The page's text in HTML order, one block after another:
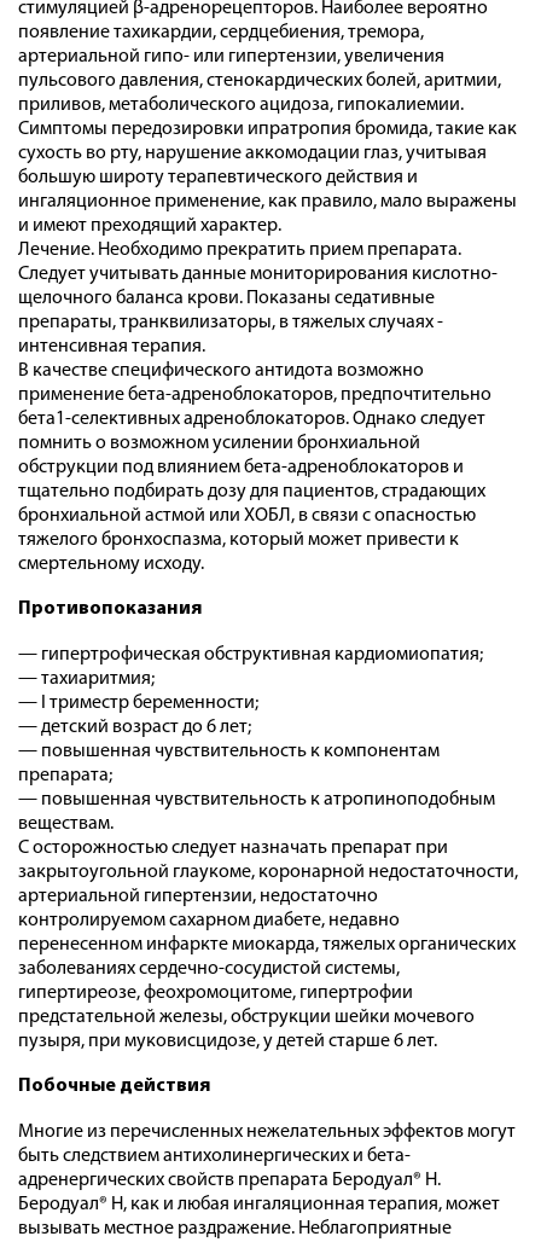
стимуляцией β-адренорецепторов. Наиболее вероятно
появление тахикардии, сердцебиения, тремора,
артериальной гипо- или гипертензии, увеличения
пульсового давления, стенокардических болей, аритмии,
приливов, метаболического ацидоза, гипокалиемии.
Симптомы передозировки ипратропия бромида, такие как
сухость во рту, нарушение аккомодации глаз, учитывая
большую широту терапевтического действия и
ингаляционное применение, как правило, мало выражены
и имеют преходящий характер.
Лечение. Необходимо прекратить прием препарата.
Следует учитывать данные мониторирования кислотно-
щелочного баланса крови. Показаны седативные
препараты, транквилизаторы, в тяжелых случаях -
интенсивная терапия.
В качестве специфического антидота возможно
применение бета-адреноблокаторов, предпочтительно
бета1-селективных адреноблокаторов. Однако следует
помнить о возможном усилении бронхиальной
обструкции под влиянием бета-адреноблокаторов и
тщательно подбирать дозу для пациентов, страдающих
бронхиальной астмой или ХОБЛ, в связи с опасностью
тяжелого бронхоспазма, который может привести к
смертельному исходу.
Противопоказания
— гипертрофическая обструктивная кардиомиопатия;
— тахиаритмия;
— I триместр беременности;
— детский возраст до 6 лет;
— повышенная чувствительность к компонентам
препарата;
— повышенная чувствительность к атропиноподобным
веществам.
С осторожностью следует назначать препарат при
закрытоугольной глаукоме, коронарной недостаточности,
артериальной гипертензии, недостаточно
контролируемом сахарном диабете, недавно
перенесенном инфаркте миокарда, тяжелых органических
заболеваниях сердечно-сосудистой системы,
гипертиреозе, феохромоцитоме, гипертрофии
предстательной железы, обструкции шейки мочевого
пузыря, при муковисцидозе, у детей старше 6 лет.
Побочные действия
Многие из перечисленных нежелательных эффектов могут
быть следствием антихолинергических и бета-
адренергических свойств препарата Беродуал® Н.
Беродуал® Н, как и любая ингаляционная терапия, может
вызывать местное раздражение. Неблагоприятные